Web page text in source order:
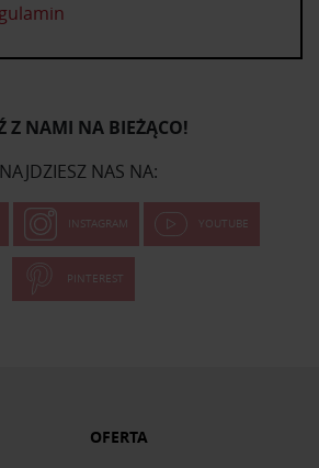
Z NAMI NA BIEŻĄCO!
NAS NA:
INSTAGRAM YOUTUBE
PINTEREST
OFERTA